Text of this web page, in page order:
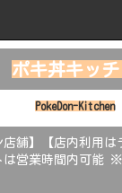
ポキ丼キッ
PokeDon-Kitchen
店舗】【店内利用
は営業時間内可能
MENU